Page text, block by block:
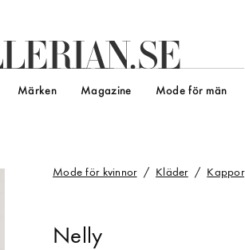
LERIAN.SE
Märken Magazine Mode för män
Mode för kvinnor Kläder Kappor
Nelly